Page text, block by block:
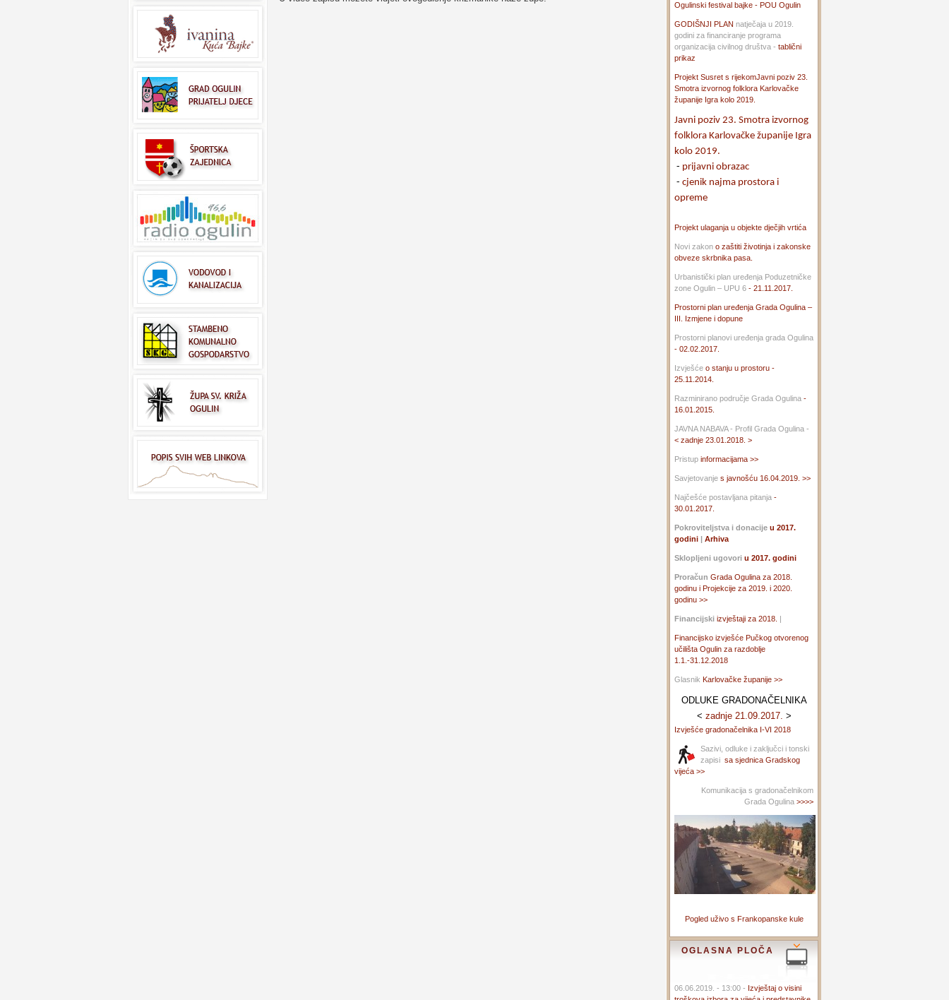
Ogulinski festival bajke - POU Ogulin
GODIŠNJI PLAN natječaja u 2019.
godini za financiranje programa
organizacija civilnog društva - tablični
prikaz
Projekt Susret s rijekomJavni poziv 23.
Smotra izvornog folklora Karlovačke
županije Igra kolo 2019.
Javni poziv 23. Smotra izvornog
folklora Karlovačke županije Igra
kolo 2019.
- prijavni obrazac
- cjenik najma prostora i
opreme
Projekt ulaganja u objekte dječjih vrtića
Novi zakon o zaštiti životinja i zakonske
obveze skrbnika pasa.
Urbanistički plan uređenja Poduzetničke
zone Ogulin – UPU 6 - 21.11.2017.
Prostorni plan uređenja Grada Ogulina –
III. Izmjene i dopune
Prostorni planovi uređenja grada Ogulina
- 02.02.2017.
Izvješće o stanju u prostoru -
25.11.2014.
Razminirano područje Grada Ogulina -
16.01.2015.
JAVNA NABAVA - Profil Grada Ogulina -
< zadnje 23.01.2018. >
Pristup informacijama >>
Savjetovanje s javnošću 16.04.2019. >>
Najčešće postavljana pitanja -
30.01.2017.
Pokroviteljstva i donacije u 2017.
godini | Arhiva
Sklopljeni ugovori u 2017. godini
Proračun Grada Ogulina za 2018.
godinu i Projekcije za 2019. i 2020.
godinu >>
Financijski izvještaji za 2018. |
Financijsko izvješće Pučkog otvorenog
učilišta Ogulin za razdoblje
1.1.-31.12.2018
Glasnik Karlovačke županije >>
ODLUKE GRADONAČELNIKA
< zadnje 21.09.2017. >
Izvješće gradonačelnika I-VI 2018
Sazivi, odluke i zaključci i tonski
zapisi sa sjednica Gradskog
vijeća >>
Komunikacija s gradonačelnikom
Grada Ogulina >>>>
Pogled uživo s Frankopanske kule
OGLASNA PLOČA
06.06.2019. - 13:00 - Izvještaj o visini